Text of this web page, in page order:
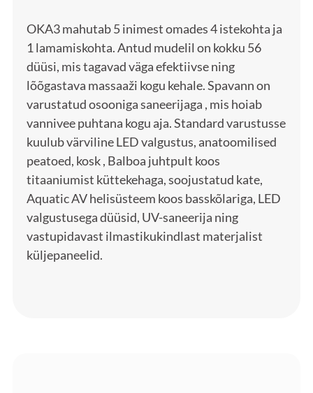
OKA3 mahutab 5 inimest omades 4 istekohta ja
1 lamamiskohta. Antud mudelil on kokku 56
düüsi, mis tagavad väga efektiivse ning
lõõgastava massaaži kogu kehale. Spavann on
varustatud osooniga saneerijaga , mis hoiab
vannivee puhtana kogu aja. Standard varustusse
kuulub värviline LED valgustus, anatoomilised
peatoed, kosk , Balboa juhtpult koos
titaaniumist küttekehaga, soojustatud kate,
Aquatic AV helisüsteem koos basskõlariga, LED
valgustusega düüsid, UV-saneerija ning
vastupidavast ilmastikukindlast materjalist
küljepaneelid.